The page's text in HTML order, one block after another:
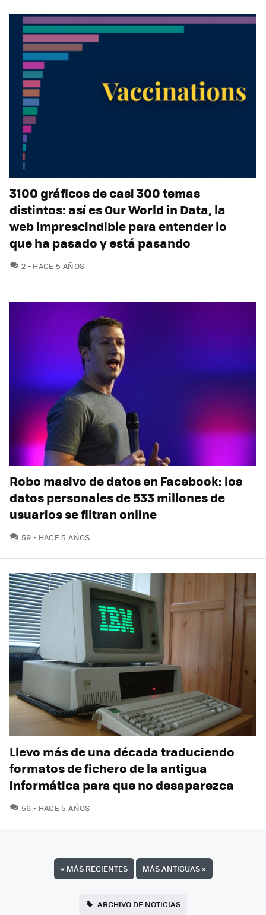
3100 gráficos de casi 300 temas
distintos: así es Our World in Data, la
web imprescindible para entender lo
que ha pasado y está pasando
2 COMENTARIOS
HACE 5 AÑOS
Robo masivo de datos en Facebook: los
datos personales de 533 millones de
usuarios se filtran online
59 COMENTARIOS
HACE 5 AÑOS
Llevo más de una década traduciendo
formatos de fichero de la antigua
informática para que no desaparezca
56 COMENTARIOS
HACE 5 AÑOS
« MÁS RECIENTES MÁS ANTIGUAS»
ARCHIVO DE NOTICIAS